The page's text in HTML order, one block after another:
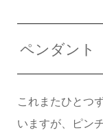
ペンダント
これまたひとつ
いますが、ピン